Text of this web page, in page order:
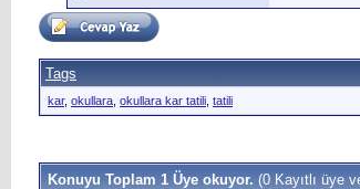
Tags
kar, okullara okullara kar tatili tatili
Konuyu Toplam 1 Üye okuyor. (0 Kayıtlı üye